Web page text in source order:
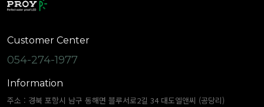
Customer Center
054-274-1977
Information
주소 : 경북 포항시 남구 동해면 블루서로2길 34 대도엘앤씨 (공당리)